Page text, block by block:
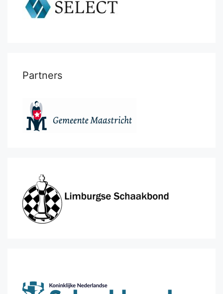
Partners